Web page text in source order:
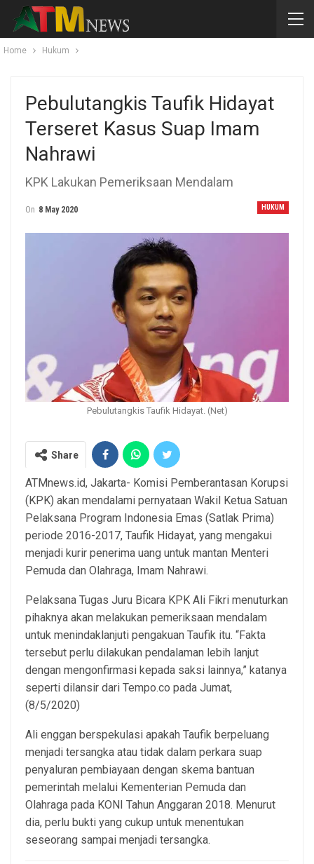
Home Hukum
Pebulutangkis Taufik Hidayat
Terseret Kasus Suap Imam
Nahrawi
KPK Lakukan Pemeriksaan Mendalam
HUKUM
On 8 May 2020
Pebulutangkis Taufik Hidayat. (Net)
Share
ATMnews.id, Jakarta- Komisi Pemberantasan Korupsi
(KPK) akan mendalami pernyataan Wakil Ketua Satuan
Pelaksana Program Indonesia Emas (Satlak Prima)
periode 2016-2017, Taufik Hidayat, yang mengakui
menjadi kurir penerima uang untuk mantan Menteri
Pemuda dan Olahraga, Imam Nahrawi.
Pelaksana Tugas Juru Bicara KPK Ali Fikri menuturkan
pihaknya akan melakukan pemeriksaan mendalam
untuk menindaklanjuti pengakuan Taufik itu. “Fakta
tersebut perlu dilakukan pendalaman lebih lanjut
dengan mengonfirmasi kepada saksi lainnya,” katanya
seperti dilansir dari Tempo.co pada Jumat,
(8/5/2020)
Ali enggan berspekulasi apakah Taufik berpeluang
menjadi tersangka atau tidak dalam perkara suap
penyaluran pembiayaan dengan skema bantuan
pemerintah melalui Kementerian Pemuda dan
Olahraga pada KONI Tahun Anggaran 2018. Menurut
dia, perlu bukti yang cukup untuk menentukan
seseorang sampai menjadi tersangka.